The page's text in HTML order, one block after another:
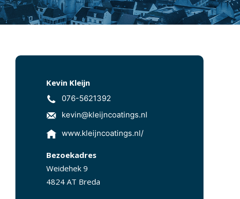
Kevin Kleijn
076-5621392
kevin@kleijncoatings.nl
www.kleijncoatings.nl/
Bezoekadres
Weidehek 9
4824 AT Breda